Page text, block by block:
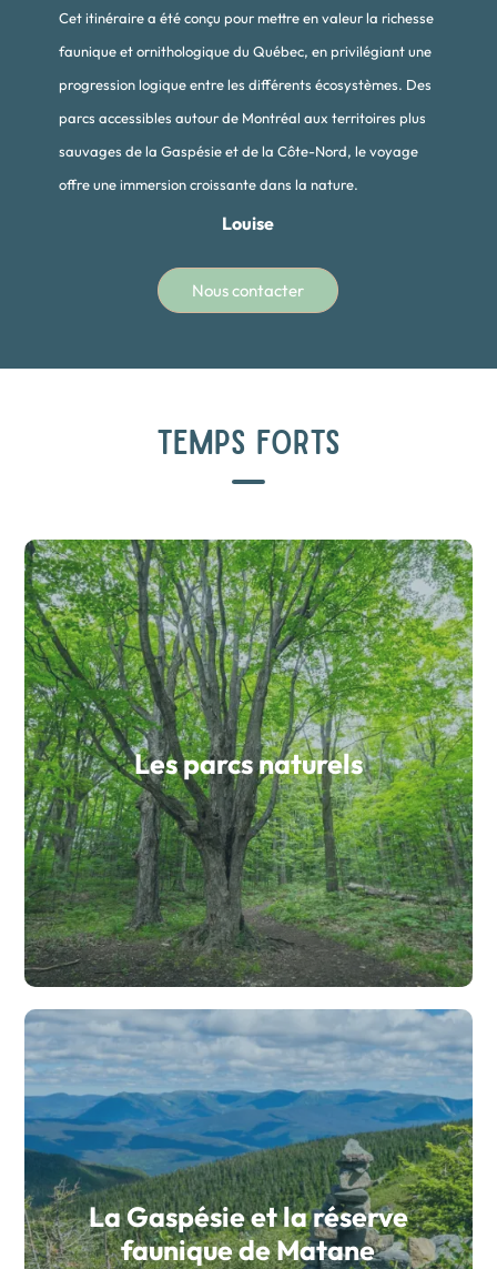
Cet itinéraire a été conçu pour mettre en valeur la richesse
faunique et ornithologique du Québec, en privilégiant une
progression logique entre les différents écosystèmes. Des
parcs accessibles autour de Montréal aux territoires plus
sauvages de la Gaspésie et de la Côte-Nord, le voyage
offre une immersion croissante dans la nature.
Louise
Nous contacter
TEMPS FORTS
Les parcs naturels
La Gaspésie et la réserve
faunique de Matane